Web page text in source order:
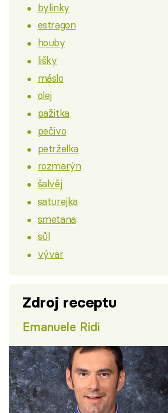
bylinky
estragon
houby
lišky
máslo
olej
pažitka
pečivo
petrželka
rozmarýn
šalvěj
saturejka
smetana
sůl
vývar
Zdroj receptu
Emanuele Ridi